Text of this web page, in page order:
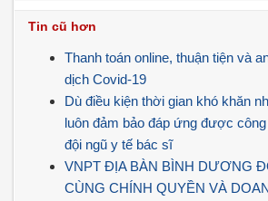
Tin cũ hơn
Thanh toán online, thuận tiện và
dịch Covid-19
Dù điều kiện thời gian khó khăn
luôn đảm bảo đáp ứng được
đội ngũ y tế bác sĩ
VNPT ĐỊA BÀN BÌNH DƯƠNG
CÙNG CHÍNH QUYỀN VÀ